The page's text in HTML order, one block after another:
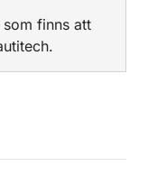
finns att